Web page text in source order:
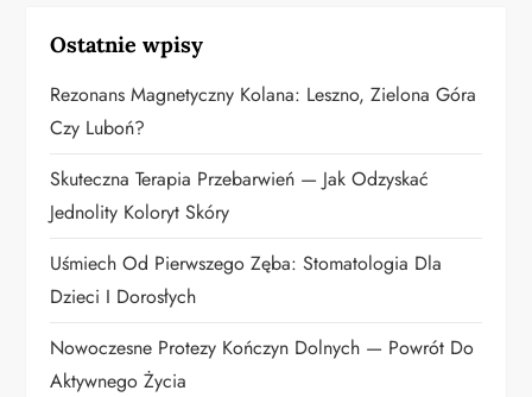
j
a
w
p
i
s
u
Ostatnie wpisy
Rezonans Magnetyczny Kolana: Leszno, Zielona Góra
Czy Luboń?
Skuteczna Terapia Przebarwień — Jak Odzyskać
Jednolity Koloryt Skóry
Uśmiech Od Pierwszego Zęba: Stomatologia Dla
Dzieci I Dorosłych
Nowoczesne Protezy Kończyn Dolnych — Powrót Do
Aktywnego Życia